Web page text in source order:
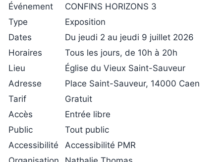
Événement
CONFINS HORIZONS 3
Type
Exposition
Dates
Du jeudi 2 au jeudi 9 juillet 2026
Horaires
Tous les jours, de 10h à 20h
Lieu
Église du Vieux Saint-Sauveur
Adresse
Place Saint-Sauveur, 14000 Caen
Tarif
Gratuit
Accès
Entrée libre
Public
Tout public
Accessibilité
Accessibilité PMR